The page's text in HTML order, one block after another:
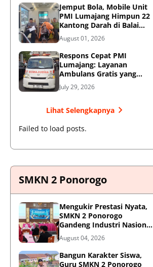
Jemput Bola, Mobile Unit
PMI Lumajang Himpun 22
Kantong Darah di Balai
Desa Jatirejo Kunir
August 01, 2026
Respons Cepat PMI
Lumajang: Layanan
Ambulans Gratis yang
Wajib Diketahui Warga
July 29, 2026
Lihat Selengkapnya
Failed to load posts.
SMKN 2 Ponorogo
Mengukir Prestasi Nyata,
SMKN 2 Ponorogo
Gandeng Industri Nasional
Demi Sesuaikan
Kurikulum dengan
Kebutuhan Dunia Kerja
August 04, 2026
Bangun Karakter Siswa,
Guru SMKN 2 Ponorogo